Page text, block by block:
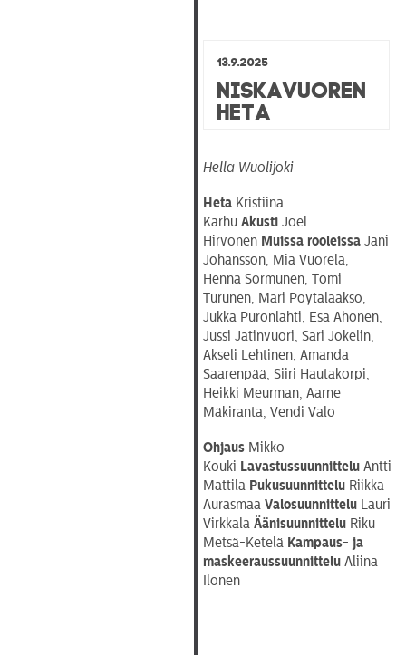
13.9.2025
Niskavuoren
Heta
Hella Wuolijoki
HetaKristiina
Karhu AkustiJoel
Hirvonen Muissa rooleissaJani
Johansson, Mia Vuorela,
Henna Sormunen, Tomi
Turunen, Mari Pöytälaakso,
Jukka Puronlahti, Esa Ahonen,
Jussi Jätinvuori, Sari Jokelin,
Akseli Lehtinen, Amanda
Saarenpää, Siiri Hautakorpi,
Heikki Meurman, Aarne
Mäkiranta, Vendi Valo
OhjausMikko
Kouki LavastussuunnitteluAntti
Mattila PukusuunnitteluRiikka
Aurasmaa ValosuunnitteluLauri
Virkkala ÄänisuunnitteluRiku
Metsä-Ketelä Kampaus- ja
maskeeraussuunnitteluAliina
Ilonen